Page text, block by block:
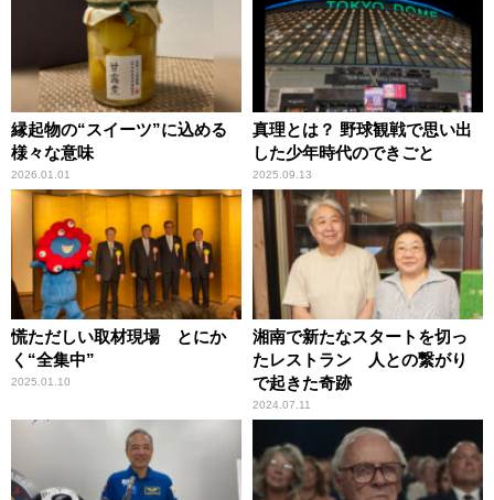
縁起物の“スイーツ”に込める
様々な意味
2026.01.01
真理とは？ 野球観戦で思い出
した少年時代のできごと
2025.09.13
慌ただしい取材現場 とにか
く“全集中”
2025.01.10
湘南で新たなスタートを切っ
たレストラン 人との繋がり
で起きた奇跡
2024.07.11